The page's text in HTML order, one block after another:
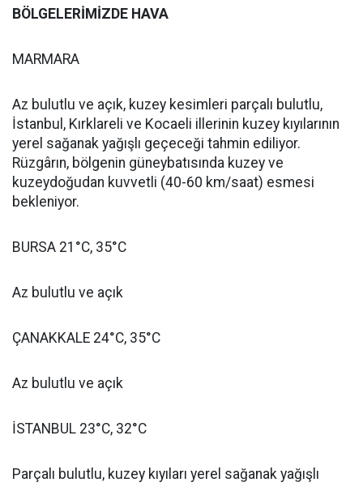
BÖLGELERİMİZDE HAVA
MARMARA
Az bulutlu ve açık, kuzey kesimleri parçalı bulutlu,
İstanbul, Kırklareli ve Kocaeli illerinin kuzey kıyılarının
yerel sağanak yağışlı geçeceği tahmin ediliyor.
Rüzgârın, bölgenin güneybatısında kuzey ve
kuzeydoğudan kuvvetli (40-60 km/saat) esmesi
bekleniyor.
BURSA 21°C, 35°C
Az bulutlu ve açık
ÇANAKKALE 24°C, 35°C
Az bulutlu ve açık
İSTANBUL 23°C, 32°C
Parçalı bulutlu, kuzey kıyıları yerel sağanak yağışlı